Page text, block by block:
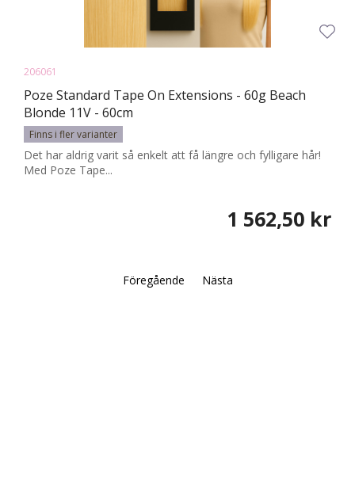
206061
Poze Standard Tape On Extensions - 60g Beach
Blonde 11V - 60cm
Finns i fler varianter
Det har aldrig varit så enkelt att få längre och fylligare hår!
Med Poze Tape...
1 562,50 kr
Föregående Nästa